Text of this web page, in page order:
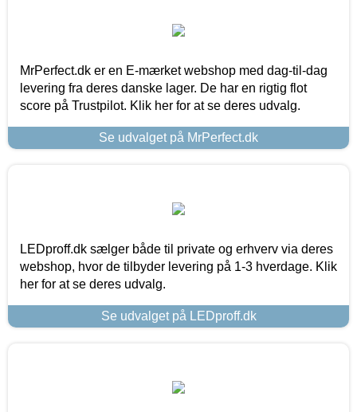
MrPerfect.dk er en E-mærket webshop med dag-til-dag
levering fra deres danske lager. De har en rigtig flot
score på Trustpilot. Klik her for at se deres udvalg.
Se udvalget på MrPerfect.dk
LEDproff.dk sælger både til private og erhverv via deres
webshop, hvor de tilbyder levering på 1-3 hverdage. Klik
her for at se deres udvalg.
Se udvalget på LEDproff.dk